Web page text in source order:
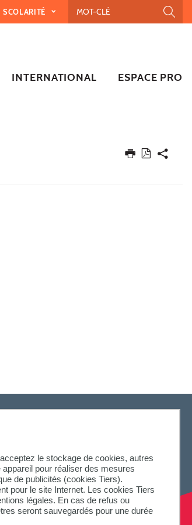
le stockage de cookies, autres
pour réaliser des mesures
de publicités (cookies Tiers).
pour le site Internet. Les cookies Tiers
légales. En cas de refus ou
seront sauvegardés pour une durée
SCOLARITÉ
INTERNATIONAL ESPACE PRO